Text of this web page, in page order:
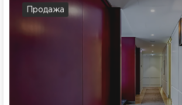
Продажа